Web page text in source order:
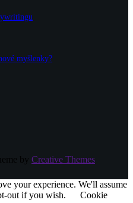
myšlenky?
by Creative Themes
your experience. We'll assume
out if you wish.
Cookie